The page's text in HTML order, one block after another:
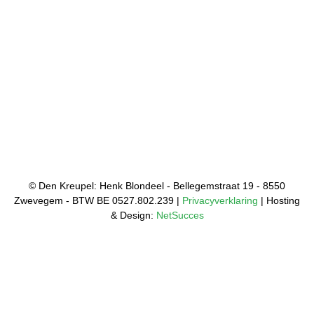
© Den Kreupel: Henk Blondeel - Bellegemstraat 19 - 8550
Zwevegem - BTW BE 0527.802.239 | Privacyverklaring | Hosting
& Design: NetSucces